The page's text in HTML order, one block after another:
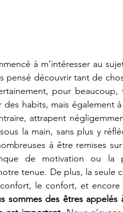
à m’intéresser au
pensé découvrir tant de
pour
des habits, mais également
attrapent
la main, sans plus y
à être remises
de motivation ou la
tenue. De plus, la seule
le confort, et
sommes des êtres